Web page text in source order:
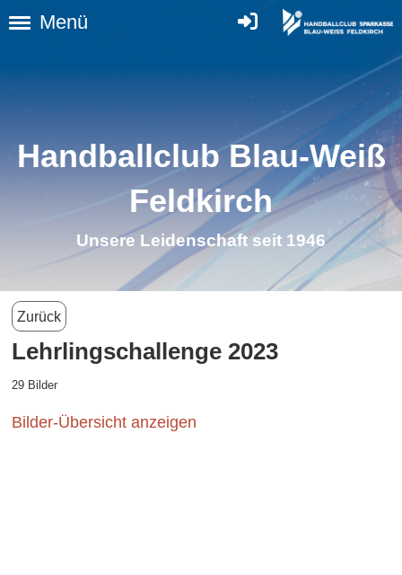
Menü
Handballclub Blau-Weiß
Feldkirch
Unsere Leidenschaft seit 1946
Zurück
Lehrlingschallenge 2023
29 Bilder
Bilder-Übersicht anzeigen